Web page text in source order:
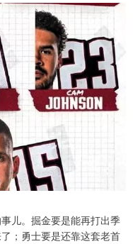
儿。掘金要是能再打出季
；勇士要是还靠这套老首